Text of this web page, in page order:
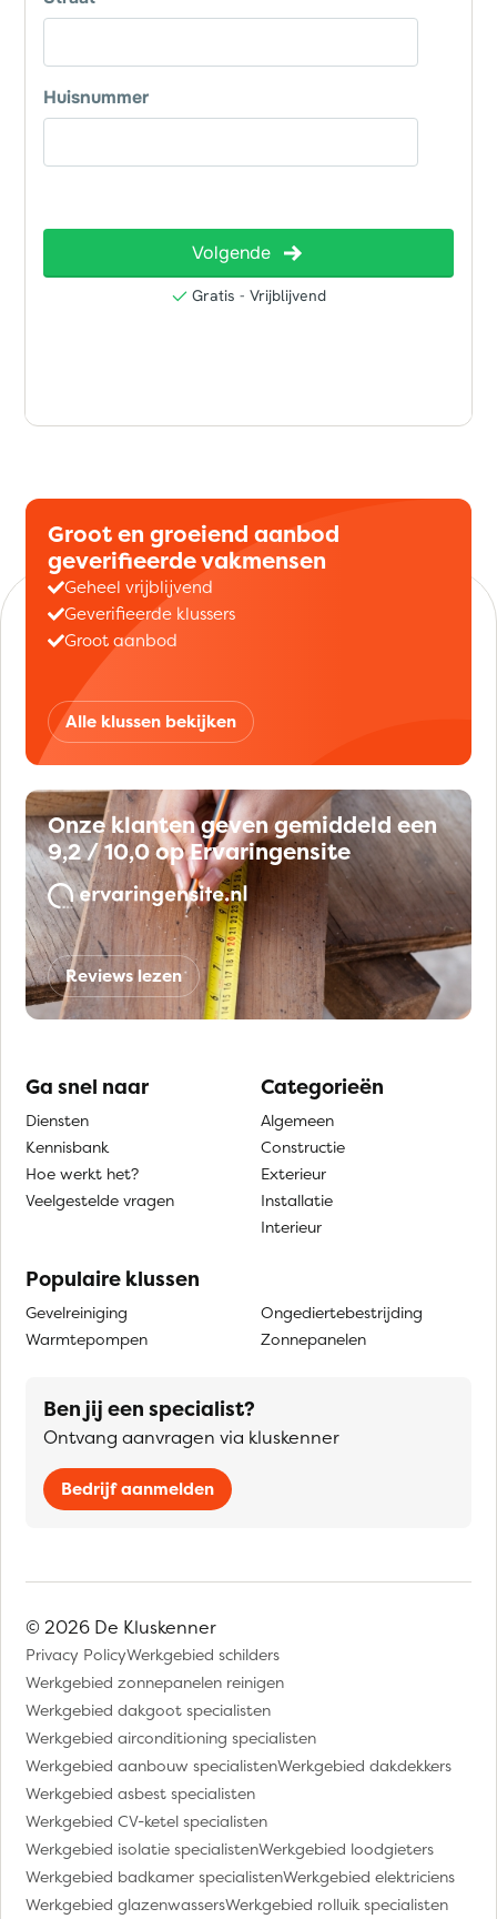
Groot en groeiend aanbod
geverifieerde vakmensen
Geheel vrijblijvend
Geverifieerde klussers
Groot aanbod
Alle klussen bekijken
Onze klanten geven gemiddeld een
9,2 / 10,0 op Ervaringensite
Reviews lezen
Ga snel naar
Diensten
Kennisbank
Hoe werkt het?
Veelgestelde vragen
Categorieën
Algemeen
Constructie
Exterieur
Installatie
Interieur
Populaire klussen
Gevelreiniging
Warmtepompen
Ongediertebestrijding
Zonnepanelen
Ben jij een specialist?
Ontvang aanvragen via kluskenner
Bedrijf aanmelden
© 2026 De Kluskenner
Privacy PolicyWerkgebied schilders
Werkgebied zonnepanelen reinigen
Werkgebied dakgoot specialisten
Werkgebied airconditioning specialisten
Werkgebied aanbouw specialistenWerkgebied dakdekkers
Werkgebied asbest specialisten
Werkgebied CV-ketel specialisten
Werkgebied isolatie specialistenWerkgebied loodgieters
Werkgebied badkamer specialistenWerkgebied elektriciens
Werkgebied glazenwassersWerkgebied rolluik specialisten